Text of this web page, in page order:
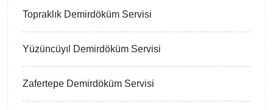
Topraklık Demirdöküm Servisi
Yüzüncüyıl Demirdöküm Servisi
Zafertepe Demirdöküm Servisi